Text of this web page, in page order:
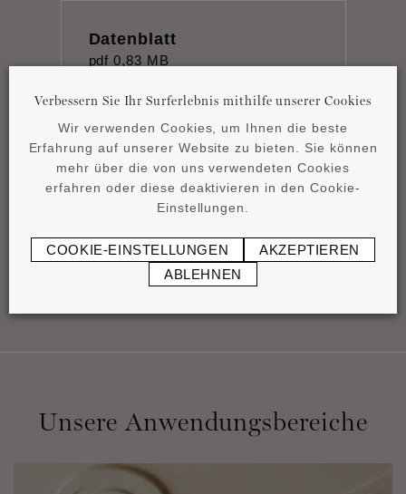
Datenblatt
pdf 0,83 MB
Product overview
Unsere Anwendungsbereiche
Verbessern Sie Ihr Surferlebnis mithilfe unserer Cookies
Wir verwenden Cookies, um Ihnen die beste
Erfahrung auf unserer Website zu bieten. Sie können
mehr über die von uns verwendeten Cookies
erfahren oder diese deaktivieren in den Cookie-
Einstellungen.
COOKIE-EINSTELLUNGEN
AKZEPTIEREN
ABLEHNEN